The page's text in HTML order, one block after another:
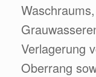
Verlagerung
Oberrang